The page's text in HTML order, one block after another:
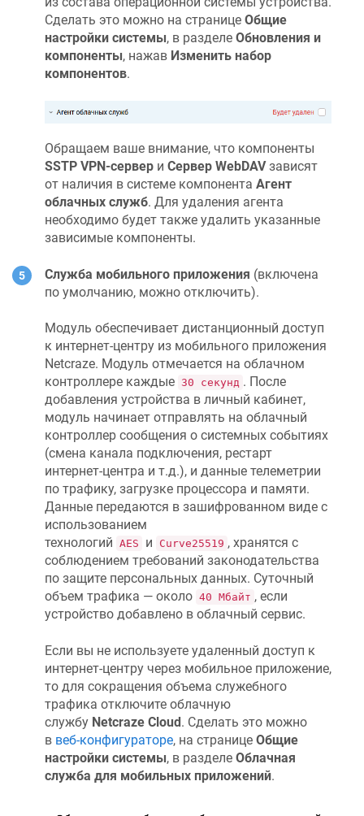
Сделать это можно на странице Общие
настройки системы, в разделе Обновления и
компоненты, нажав Изменить набор
компонентов.
Обращаем ваше внимание, что компоненты
SSTP VPN-сервер и Сервер WebDAVзависят
от наличия в системе компонента Агент
облачных служб. Для удаления агента
необходимо будет также удалить указанные
зависимые компоненты.
Служба мобильного приложения (включена
по умолчанию, можно отключить).
Модуль обеспечивает дистанционный доступ
к интернет-центру из мобильного приложения
Netcraze. Модуль отмечается на облачном
контроллере каждые 30 секунд . После
добавления устройства в личный кабинет,
модуль начинает отправлять на облачный
контроллер сообщения о системных событиях
(смена канала подключения, рестарт
интернет-центра и т.д.), и данные телеметрии
по трафику, загрузке процессора и памяти.
Данные передаются в зашифрованном виде с
использованием
технологий AES и Curve25519 , хранятся с
соблюдением требований законодательства
по защите персональных данных. Суточный
объем трафика — около 40 Мбайт , если
устройство добавлено в облачный сервис.
Если вы не используете удаленный доступ к
интернет-центру через мобильное приложение,
то для сокращения объема служебного
трафика отключите облачную
службу Netcraze Cloud. Сделать это можно
в веб-конфигураторе, на странице Общие
настройки системы, в разделе Облачная
служба для мобильных приложений.